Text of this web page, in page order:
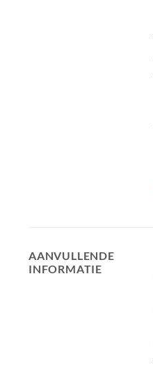
AANVULLENDE
INFORMATIE